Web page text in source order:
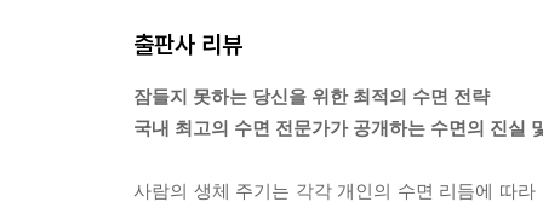
을 받지 않는다고 밝혀졌다. 즉, 똑똑한 머리도 후
--- p.101
방향(낮~저녁~밤 근무)이 되도록 하는 것이 그중
출판사 리뷰
잠들지 못하는 당신을 위한 최적의 수면 전략
국내 최고의 수면 전문가가 공개하는 수면의 진실
사람의 생체 주기는 각각 개인의 수면 리듬에 따